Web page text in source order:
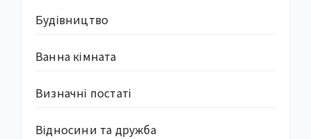
Будівництво
Ванна кімната
Визначні постаті
Відносини та дружба